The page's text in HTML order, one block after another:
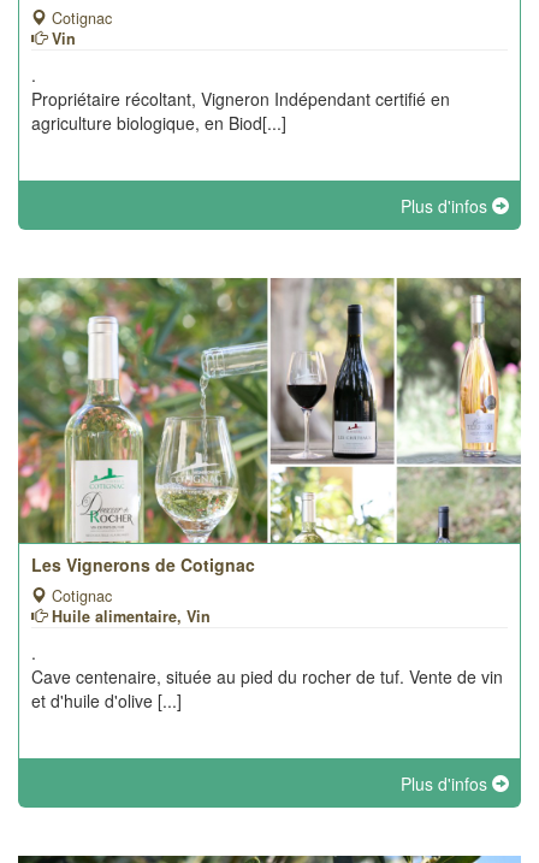
Cotignac
Vin
.
Propriétaire récoltant, Vigneron Indépendant certifié en
agriculture biologique, en Biod[...]
Plus d'infos
Les Vignerons de Cotignac
Cotignac
Huile alimentaire, Vin
.
Cave centenaire, située au pied du rocher de tuf. Vente de vin
et d'huile d'olive [...]
Plus d'infos